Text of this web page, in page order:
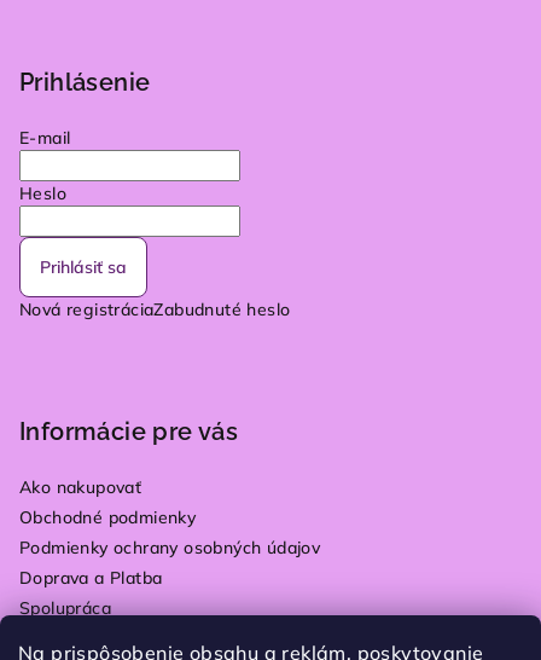
Na prispôsobenie obsahu a reklám, poskytovanie
Prihlásenie
E-mail
Heslo
Prihlásiť sa
Nová registráciaZabudnuté heslo
Informácie pre vás
Ako nakupovať
Obchodné podmienky
Podmienky ochrany osobných údajov
Doprava a Platba
Spolupráca